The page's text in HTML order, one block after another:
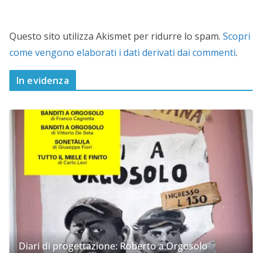
Questo sito utilizza Akismet per ridurre lo spam. Scopri
come vengono elaborati i dati derivati dai commenti.
In evidenza
Diari di progettazione: Roberto a Orgosolo